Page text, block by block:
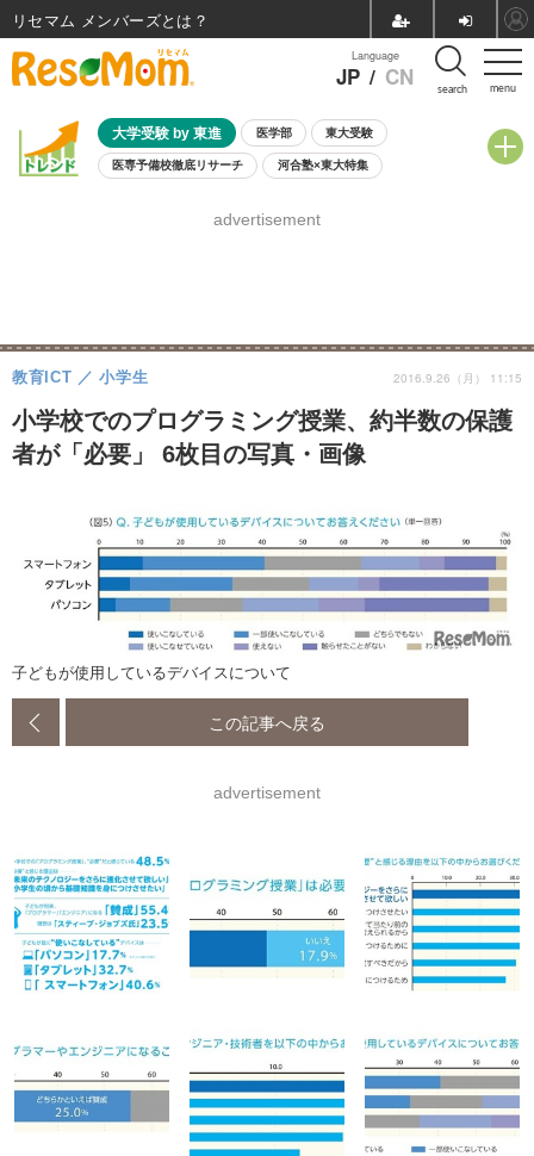
menu
Language
JP / CN search
大学受験 by 東進 医学部 東大受験
医専予備校徹底リサーチ 河合塾×東大特集
8月開催学校説明会・相談会
advertisement
小学校でのプログラミング授業、約半数の保護
者が「必要」 6枚目の写真・画像
教育ICT 小学生 2016.9.26（月） 11:15
子どもが使用しているデバイスについて
この記事へ戻る
advertisement
リセマム メンバーズ